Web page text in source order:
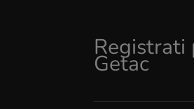
Registrati
Getac